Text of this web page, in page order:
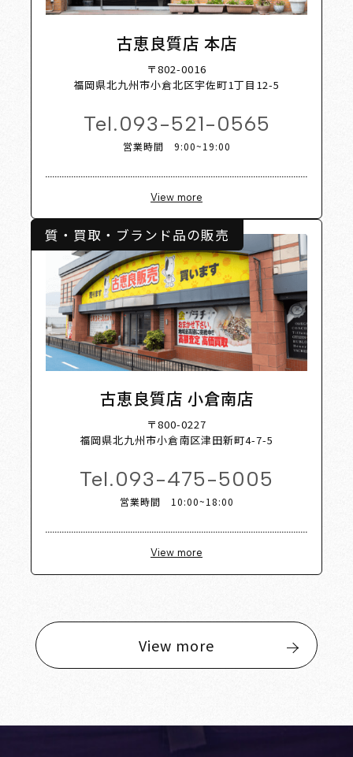
古恵良質店 本店
〒802-0016
福岡県北九州市小倉北区宇佐町1丁目12-5
Tel.093-521-0565
営業時間 9:00~19:00
View more
質・買取・ブランド品の販売
古恵良質店 小倉南店
〒800-0227
福岡県北九州市小倉南区津田新町4-7-5
Tel.093-475-5005
営業時間 10:00~18:00
View more
View more